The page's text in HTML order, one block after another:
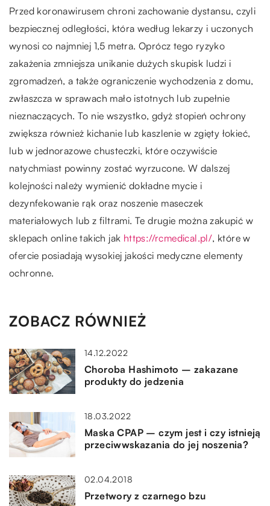
Przed koronawirusem chroni zachowanie dystansu, czyli
bezpiecznej odległości, która według lekarzy i uczonych
wynosi co najmniej 1,5 metra. Oprócz tego ryzyko
zakażenia zmniejsza unikanie dużych skupisk ludzi i
zgromadzeń, a także ograniczenie wychodzenia z domu,
zwłaszcza w sprawach mało istotnych lub zupełnie
nieznaczących. To nie wszystko, gdyż stopień ochrony
zwiększa również kichanie lub kaszlenie w zgięty łokieć,
lub w jednorazowe chusteczki, które oczywiście
natychmiast powinny zostać wyrzucone. W dalszej
kolejności należy wymienić dokładne mycie i
dezynfekowanie rąk oraz noszenie maseczek
materiałowych lub z filtrami. Te drugie można zakupić w
sklepach online takich jak https://rcmedical.pl/, które w
ofercie posiadają wysokiej jakości medyczne elementy
ochronne.
ZOBACZ RÓWNIEŻ
14.12.2022
Choroba Hashimoto – zakazane
produkty do jedzenia
18.03.2022
Maska CPAP – czym jest i czy istnieją
przeciwwskazania do jej noszenia?
02.04.2018
Przetwory z czarnego bzu